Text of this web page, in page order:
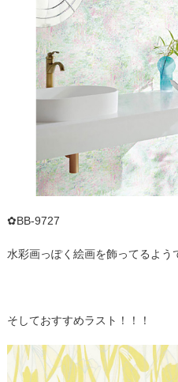
✿BB-9727
水彩画っぽく絵画を飾ってるよ
そしておすすめラスト！！！